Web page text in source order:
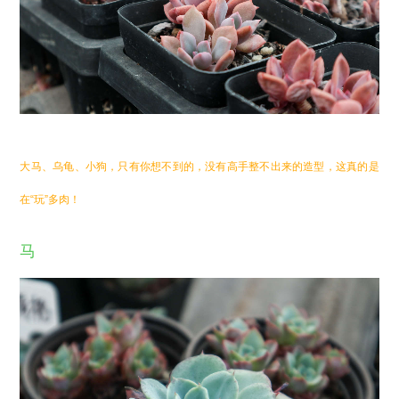
大马、乌龟、小狗，只有你想不到的，没有高手整不出来的造型，这真的是
在“玩”多肉！
马